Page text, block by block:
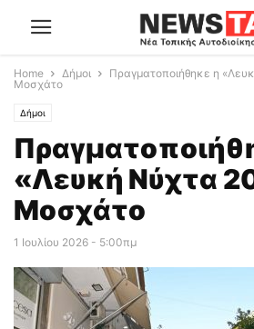
Home Δήμοι
Πραγματοποιήθηκε η
Μοσχάτο
Δήμοι
«Λευκή Νύχτα
Μοσχάτο
1 Ιουλίου 2026 - 5:00πμ